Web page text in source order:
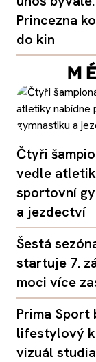
Princezna
do kin
Čtyři
vedle
sportovní
a jezdectví
Šestá
startuje 7.
moci více
Prima Sport
lifestylový
vizuál studia